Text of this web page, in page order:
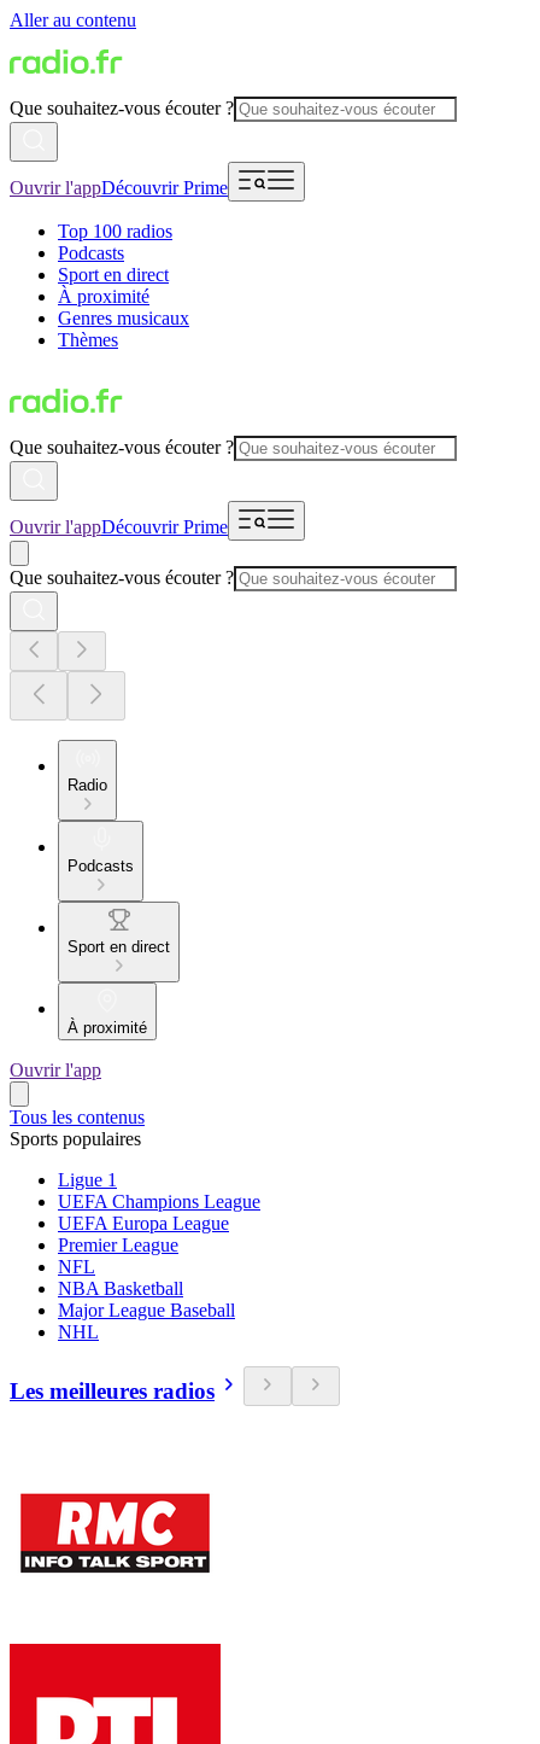
Aller au contenu
Que souhaitez-vous écouter ?
Ouvrir l'appDécouvrir Prime
Top 100 radios
Podcasts
Sport en direct
À proximité
Genres musicaux
Thèmes
Que souhaitez-vous écouter ?
Ouvrir l'appDécouvrir Prime
Que souhaitez-vous écouter ?
Radio
Podcasts
Sport en direct
À proximité
Ouvrir l'app
Tous les contenus
Sports populaires
Ligue 1
UEFA Champions League
UEFA Europa League
Premier League
NFL
NBA Basketball
Major League Baseball
NHL
Les meilleures radios